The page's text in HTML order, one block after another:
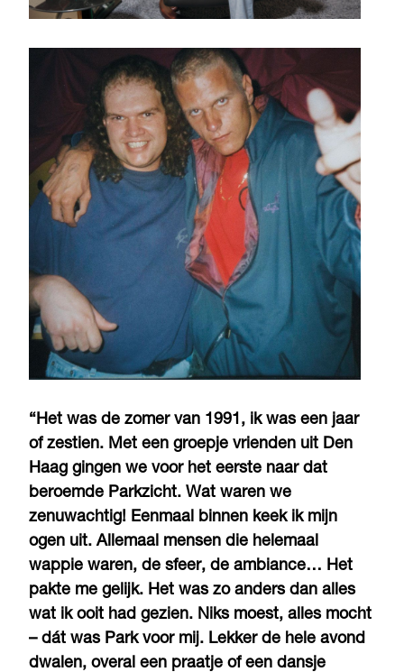
“Het was de zomer van 1991, ik was een jaar
of zestien. Met een groepje vrienden uit Den
Haag gingen we voor het eerste naar dat
beroemde Parkzicht. Wat waren we
zenuwachtig! Eenmaal binnen keek ik mijn
ogen uit. Allemaal mensen die helemaal
wappie waren, de sfeer, de ambiance… Het
pakte me gelijk. Het was zo anders dan alles
wat ik ooit had gezien. Niks moest, alles mocht
– dát was Park voor mij. Lekker de hele avond
dwalen, overal een praatje of een dansje